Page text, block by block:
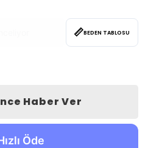
📏BEDEN TABLOSU
Haber Ver